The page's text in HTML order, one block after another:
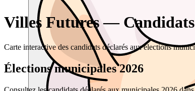
Villes Futures —
Carte interactive des candidats déclarés aux élections
Élections municipales 2026